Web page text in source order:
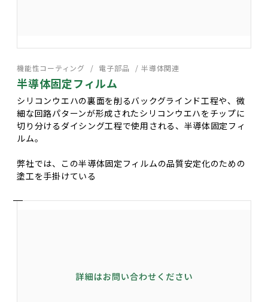
機能性コーティング 電子部品 半導体関連
半導体固定フィルム
シリコンウエハの裏面を削るバックグラインド工程や、微
細な回路パターンが形成されたシリコンウエハをチップに
切り分けるダイシング工程で使用される、半導体固定フィ
ルム。
弊社では、この半導体固定フィルムの品質安定化のための
塗工を手掛けている